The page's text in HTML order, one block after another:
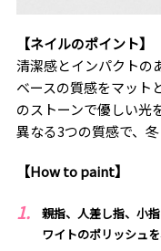
【ネイルのポイント】
清潔感とインパクトの
ベースの質感をマット
のストーンで優しい光
異なる3つの質感で、
【How to paint】
親指、人差し指、小
ワイトのポリッシュ